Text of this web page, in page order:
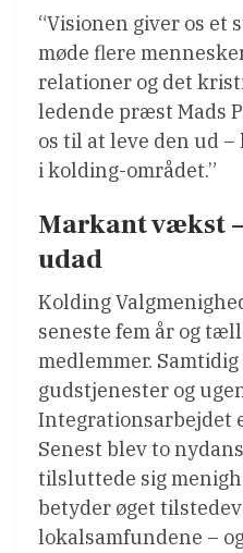
“Visionen giver os
møde flere
relationer og det
ledende præst Mads
os til at leve den ud
i kolding-området.”
Markant vækst
udad
Kolding
seneste fem år og
medlemmer.
gudstjenester og
Integrationsarbejdet
Senest blev to
tilsluttede sig
betyder øget
lokalsamfundene –